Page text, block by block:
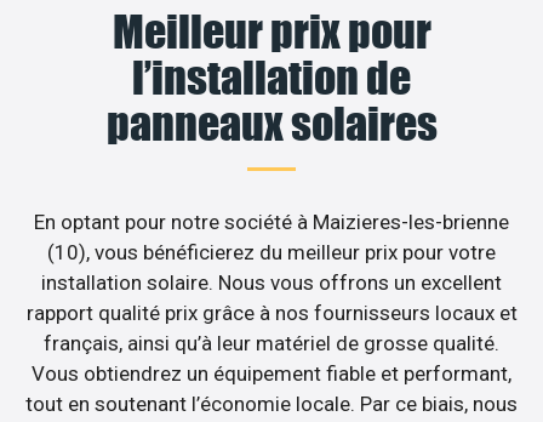
Meilleur prix pour
l’installation de
panneaux solaires
En optant pour notre société à Maizieres-les-brienne
(10), vous bénéficierez du meilleur prix pour votre
installation solaire. Nous vous offrons un excellent
rapport qualité prix grâce à nos fournisseurs locaux et
français, ainsi qu’à leur matériel de grosse qualité.
Vous obtiendrez un équipement fiable et performant,
tout en soutenant l’économie locale. Par ce biais, nous